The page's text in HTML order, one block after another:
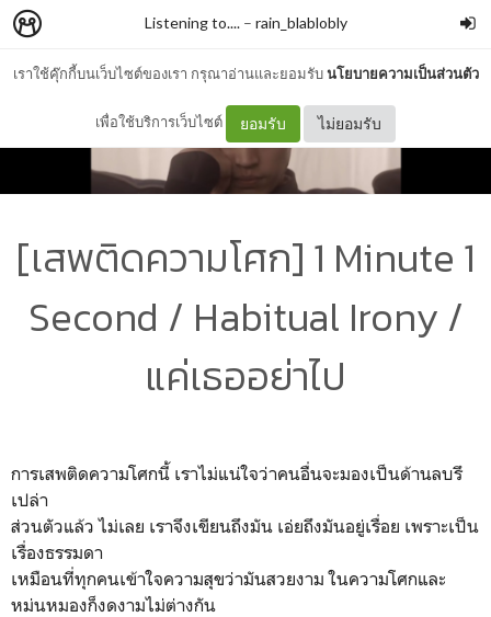
เราใช้คุ๊กกี้บนเว็บไซต์ของเรา กรุณาอ่านและยอมรับนโยบายความเป็นส่วนตัว
เพื่อใช้บริการเว็บไซต์ ยอมรับ ไม่ยอมรับ
Listening to....– rain_blablobly
[เสพติดความโศก] 1 Minute 1
Second / Habitual Irony /
แค่เธออย่าไป
การเสพติดความโศกนี้ เราไม่แน่ใจว่าคนอื่นจะมองเป็นด้านลบรึ
เปล่า
ส่วนตัวแล้ว ไม่เลย เราจึงเขียนถึงมัน เอ่ยถึงมันอยู่เรื่อย เพราะเป็น
เรื่องธรรมดา
เหมือนที่ทุกคนเข้าใจความสุขว่ามันสวยงาม ในความโศกและ
หม่นหมองก็งดงามไม่ต่างกัน